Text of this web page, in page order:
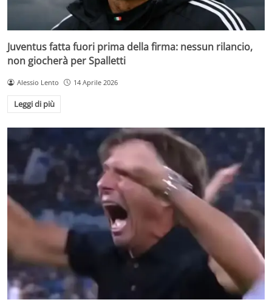
Juventus fatta fuori prima della firma: nessun rilancio,
non giocherà per Spalletti
Alessio Lento 14 Aprile 2026
Leggi di più